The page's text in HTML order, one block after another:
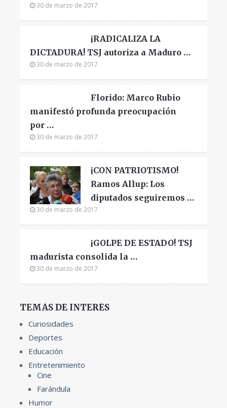
30 de marzo de 2017
¡RADICALIZA LA
DICTADURA! TSJ autoriza a Maduro …
30 de marzo de 2017
Florido: Marco Rubio
manifestó profunda preocupación
por …
30 de marzo de 2017
¡CON PATRIOTISMO!
Ramos Allup: Los
diputados seguiremos …
30 de marzo de 2017
¡GOLPE DE ESTADO! TSJ
madurista consolida la …
30 de marzo de 2017
TEMÁS DE INTERÉS
Curiosidades
Deportes
Educación
Entretenimiento
Cine
Farándula
Humor